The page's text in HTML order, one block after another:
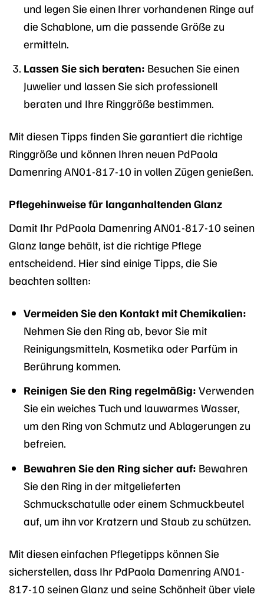
und legen Sie einen Ihrer vorhandenen Ringe auf
die Schablone, um die passende Größe zu
ermitteln.
Lassen Sie sich beraten: Besuchen Sie einen
Juwelier und lassen Sie sich professionell
beraten und Ihre Ringgröße bestimmen.
Mit diesen Tipps finden Sie garantiert die richtige
Ringgröße und können Ihren neuen PdPaola
Damenring AN01-817-10 in vollen Zügen genießen.
Pflegehinweise für langanhaltenden Glanz
Damit Ihr PdPaola Damenring AN01-817-10 seinen
Glanz lange behält, ist die richtige Pflege
entscheidend. Hier sind einige Tipps, die Sie
beachten sollten:
Vermeiden Sie den Kontakt mit Chemikalien:
Nehmen Sie den Ring ab, bevor Sie mit
Reinigungsmitteln, Kosmetika oder Parfüm in
Berührung kommen.
Reinigen Sie den Ring regelmäßig: Verwenden
Sie ein weiches Tuch und lauwarmes Wasser,
um den Ring von Schmutz und Ablagerungen zu
befreien.
Bewahren Sie den Ring sicher auf: Bewahren
Sie den Ring in der mitgelieferten
Schmuckschatulle oder einem Schmuckbeutel
auf, um ihn vor Kratzern und Staub zu schützen.
Mit diesen einfachen Pflegetipps können Sie
sicherstellen, dass Ihr PdPaola Damenring AN01-
817-10 seinen Glanz und seine Schönheit über viele